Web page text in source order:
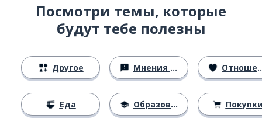
Посмотри темы, которые
будут тебе полезны
Другое
Еда
Мнения и убеждения
Образование
Отношения